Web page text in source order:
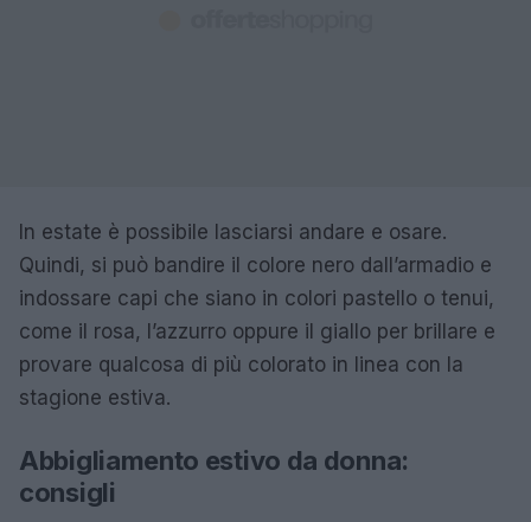
In estate è possibile lasciarsi andare e osare.
Quindi, si può bandire il colore nero dall’armadio e
indossare capi che siano in colori pastello o tenui,
come il rosa, l’azzurro oppure il giallo per brillare e
provare qualcosa di più colorato in linea con la
stagione estiva.
Abbigliamento estivo da donna:
consigli